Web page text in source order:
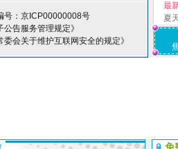
号：京ICP00000008号
告服务管理规定》
委会关于维护互联网安全的规定》
最
夏